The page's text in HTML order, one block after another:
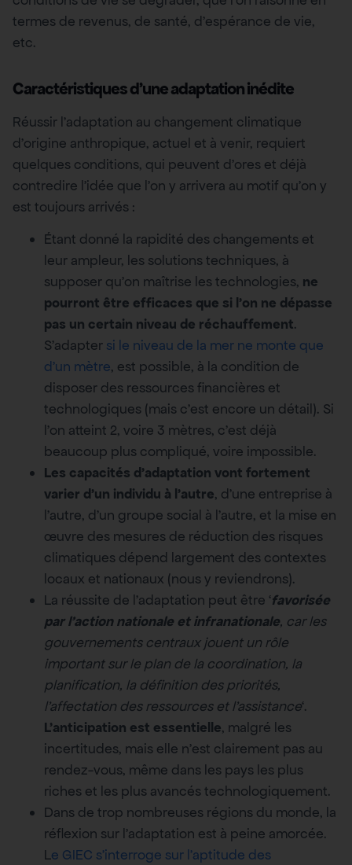
termes de revenus, de santé, d’espérance de vie,
etc.
Caractéristiques d’une adaptation inédite
Réussir l’adaptation au changement climatique
d’origine anthropique, actuel et à venir, requiert
quelques conditions, qui peuvent d’ores et déjà
contredire l’idée que l’on y arrivera au motif qu’on y
est toujours arrivés :
Étant donné la rapidité des changements et
leur ampleur, les solutions techniques, à
supposer qu’on maîtrise les technologies, ne
pourront être efficaces que si l’on ne dépasse
pas un certain niveau de réchauffement.
S’adapter si le niveau de la mer ne monte que
d’un mètre, est possible, à la condition de
disposer des ressources financières et
technologiques (mais c’est encore un détail). Si
l’on atteint 2, voire 3 mètres, c’est déjà
beaucoup plus compliqué, voire impossible.
Les capacités d’adaptation vont fortement
varier d’un individu à l’autre, d’une entreprise à
l’autre, d’un groupe social à l’autre, et la mise en
œuvre des mesures de réduction des risques
climatiques dépend largement des contextes
locaux et nationaux (nous y reviendrons).
La réussite de l’adaptation peut être ‘favorisée
par l’action nationale et infranationale, car les
gouvernements centraux jouent un rôle
important sur le plan de la coordination, la
planification, la définition des priorités,
l’affectation des ressources et l’assistance‘.
L’anticipation est essentielle, malgré les
incertitudes, mais elle n’est clairement pas au
rendez-vous, même dans les pays les plus
riches et les plus avancés technologiquement.
Dans de trop nombreuses régions du monde, la
réflexion sur l’adaptation est à peine amorcée.
Le GIEC s’interroge sur l’aptitude des